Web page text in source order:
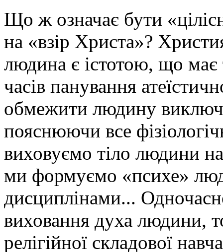
Що ж означає бути
на «взір Христа»?
людина є істотою, що має
часів панування
обмежити людину
пояснюючи все
виховуємо тіло людини
ми формуємо «психе»
дисциплінами...
виховання духа людини,
релігійної складової